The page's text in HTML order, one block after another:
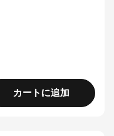
カートに追加